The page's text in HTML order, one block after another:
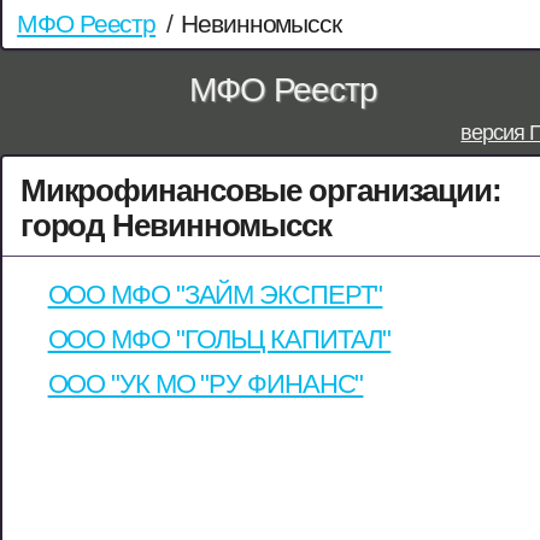
МФО Реестр / Невинномысск
МФО Реестр
версия
Микрофинансовые организации:
город Невинномысск
ООО МФО "ЗАЙМ ЭКСПЕРТ"
ООО МФО "ГОЛЬЦ КАПИТАЛ"
ООО "УК МО "РУ ФИНАНС"